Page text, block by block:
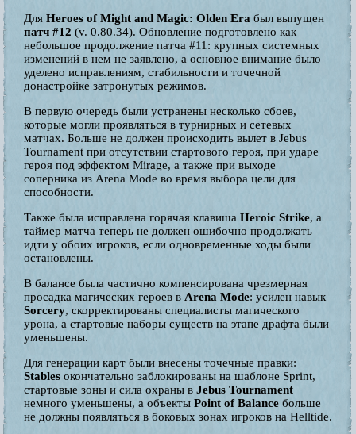
Для Heroes of Might and Magic: Olden Era был выпущен
патч #12 (v. 0.80.34). Обновление подготовлено как
небольшое продолжение патча #11: крупных системных
изменений в нем не заявлено, а основное внимание было
уделено исправлениям, стабильности и точечной
донастройке затронутых режимов.
В первую очередь были устранены несколько сбоев,
которые могли проявляться в турнирных и сетевых
матчах. Больше не должен происходить вылет в Jebus
Tournament при отсутствии стартового героя, при ударе
героя под эффектом Mirage, а также при выходе
соперника из Arena Mode во время выбора цели для
способности.
Также была исправлена горячая клавиша Heroic Strike, а
таймер матча теперь не должен ошибочно продолжать
идти у обоих игроков, если одновременные ходы были
остановлены.
В балансе была частично компенсирована чрезмерная
просадка магических героев в Arena Mode: усилен навык
Sorcery, скорректированы специалисты магического
урона, а стартовые наборы существ на этапе драфта были
уменьшены.
Для генерации карт были внесены точечные правки:
Stables окончательно заблокированы на шаблоне Sprint,
стартовые зоны и сила охраны в Jebus Tournament
немного уменьшены, а объекты Point of Balance больше
не должны появляться в боковых зонах игроков на Helltide.